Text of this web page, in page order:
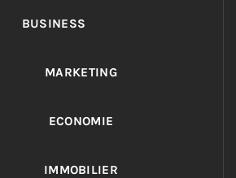
BUSINESS
MARKETING
ECONOMIE
IMMOBILIER